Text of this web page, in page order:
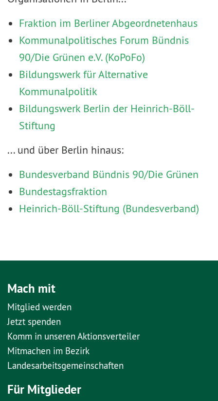
Fraktion im Berliner Abgeordnetenhaus
Kommunalpolitisches Forum Bündnis
90/Die Grünen e.V. (KoPoFo)
Bildungswerk für Alternative
Kommunalpolitik
Bildungswerk Berlin der Heinrich-Böll-
Stiftung
... und über Berlin hinaus:
Bundesverband Bündnis 90/Die Grünen
Bundestagsfraktion
Heinrich-Böll-Stiftung (Bundesverband)
Mach mit
Mitglied werden
Jetzt spenden
Komm in unseren Aktionsverteiler
Mitmachen im Bezirk
Landesarbeitsgemeinschaften
Für Mitglieder